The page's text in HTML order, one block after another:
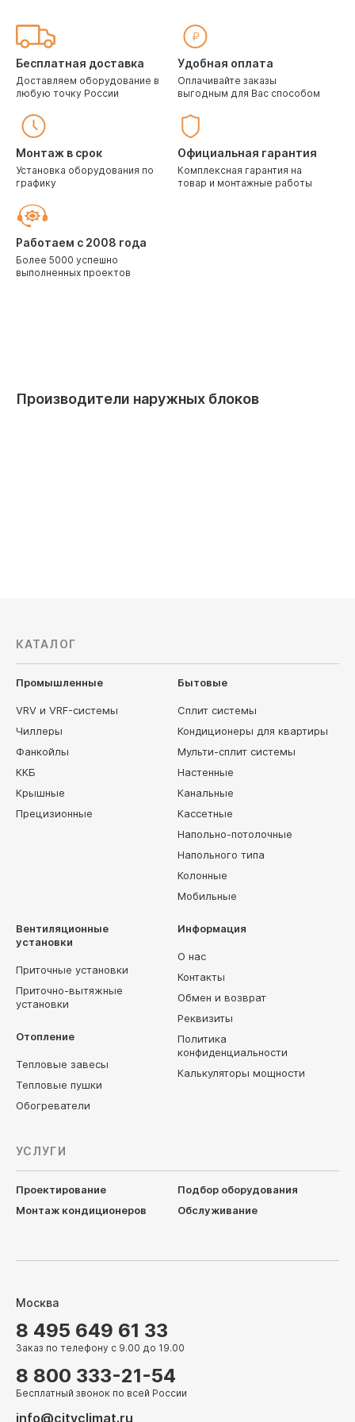
Бесплатная доставка
Доставляем оборудование в
любую точку России
Удобная оплата
Оплачивайте заказы
выгодным для Вас способом
Монтаж в срок
Установка оборудования по
графику
Официальная гарантия
Комплексная гарантия на
товар и монтажные работы
Работаем с 2008 года
Более 5000 успешно
выполненных проектов
Производители наружных блоков
КАТАЛОГ
Промышленные
VRV и VRF-системы
Чиллеры
Фанкойлы
ККБ
Крышные
Прецизионные
Бытовые
Сплит системы
Кондиционеры для квартиры
Мульти-сплит системы
Настенные
Канальные
Кассетные
Напольно-потолочные
Напольного типа
Колонные
Мобильные
Вентиляционные
установки
Приточные установки
Приточно-вытяжные
установки
Отопление
Тепловые завесы
Тепловые пушки
Обогреватели
Информация
О нас
Контакты
Обмен и возврат
Реквизиты
Политика
конфиденциальности
Калькуляторы мощности
УСЛУГИ
Проектирование
Подбор оборудования
Монтаж кондиционеров
Обслуживание
Москва
8 495 649 61 33
Заказ по телефону с 9.00 до 19.00
8 800 333-21-54
Бесплатный звонок по всей России
info@cityclimat.ru